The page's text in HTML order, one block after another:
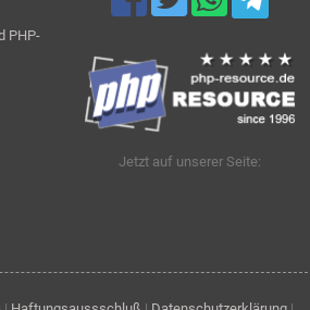
PHP-
Jetzt auf unserer Seite: